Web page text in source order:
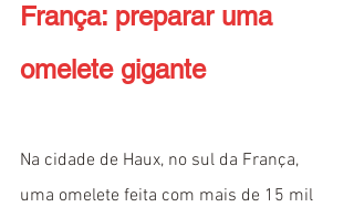
França: preparar uma
omelete gigante
Na cidade de Haux, no sul da França,
uma omelete feita com mais de 15 mil